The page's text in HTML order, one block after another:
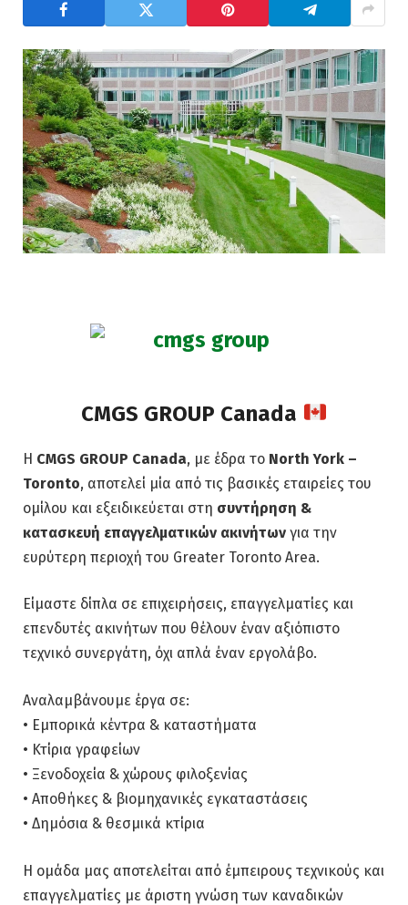
CMGS GROUP Canada
Η CMGS GROUP Canada, με έδρα το North York –
Toronto, αποτελεί μία από τις βασικές εταιρείες του
ομίλου και εξειδικεύεται στη συντήρηση &
κατασκευή επαγγελματικών ακινήτων για την
ευρύτερη περιοχή του Greater Toronto Area.
Είμαστε δίπλα σε επιχειρήσεις, επαγγελματίες και
επενδυτές ακινήτων που θέλουν έναν αξιόπιστο
τεχνικό συνεργάτη, όχι απλά έναν εργολάβο.
Αναλαμβάνουμε έργα σε:
• Εμπορικά κέντρα & καταστήματα
• Κτίρια γραφείων
• Ξενοδοχεία & χώρους φιλοξενίας
• Αποθήκες & βιομηχανικές εγκαταστάσεις
• Δημόσια & θεσμικά κτίρια
Η ομάδα μας αποτελείται από έμπειρους τεχνικούς και
επαγγελματίες με άριστη γνώση των καναδικών